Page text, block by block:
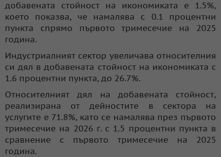
добавената стойност на икономиката е 1.5%,
което показва, че намалява с 0.1 процентни
пункта спрямо първото тримесечие на 2025
година.
Индустриалният сектор увеличава относителния
си дял в добавената стойност на икономиката с
1.6 процентни пункта, до 26.7%.
Относителният дял на добавената стойност,
реализирана от дейностите в сектора на
услугите е 71.8%, като се намалява през първото
тримесечие на 2026 г. с 1.5 процентни пункта в
сравнение с първото тримесечие на 2025
година.